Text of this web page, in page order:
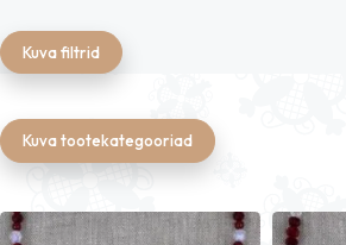
Kuva filtrid
Kuva tootekategooriad